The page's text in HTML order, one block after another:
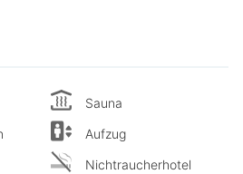
Sauna
Aufzug
Nichtraucherhotel